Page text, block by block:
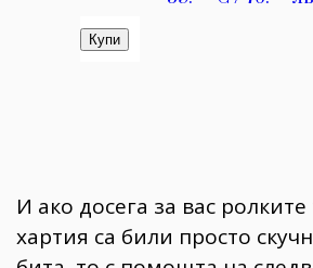
И ако досега за вас ролките
хартия са били просто